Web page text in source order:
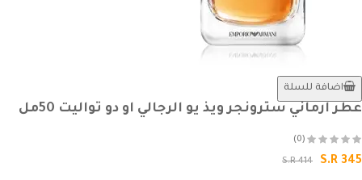
اضافة للسلة
عطر ارماني سترونجر ويذ يو الرجالي او دو تواليت 50مل
(0)
S.R 345
S.R 414